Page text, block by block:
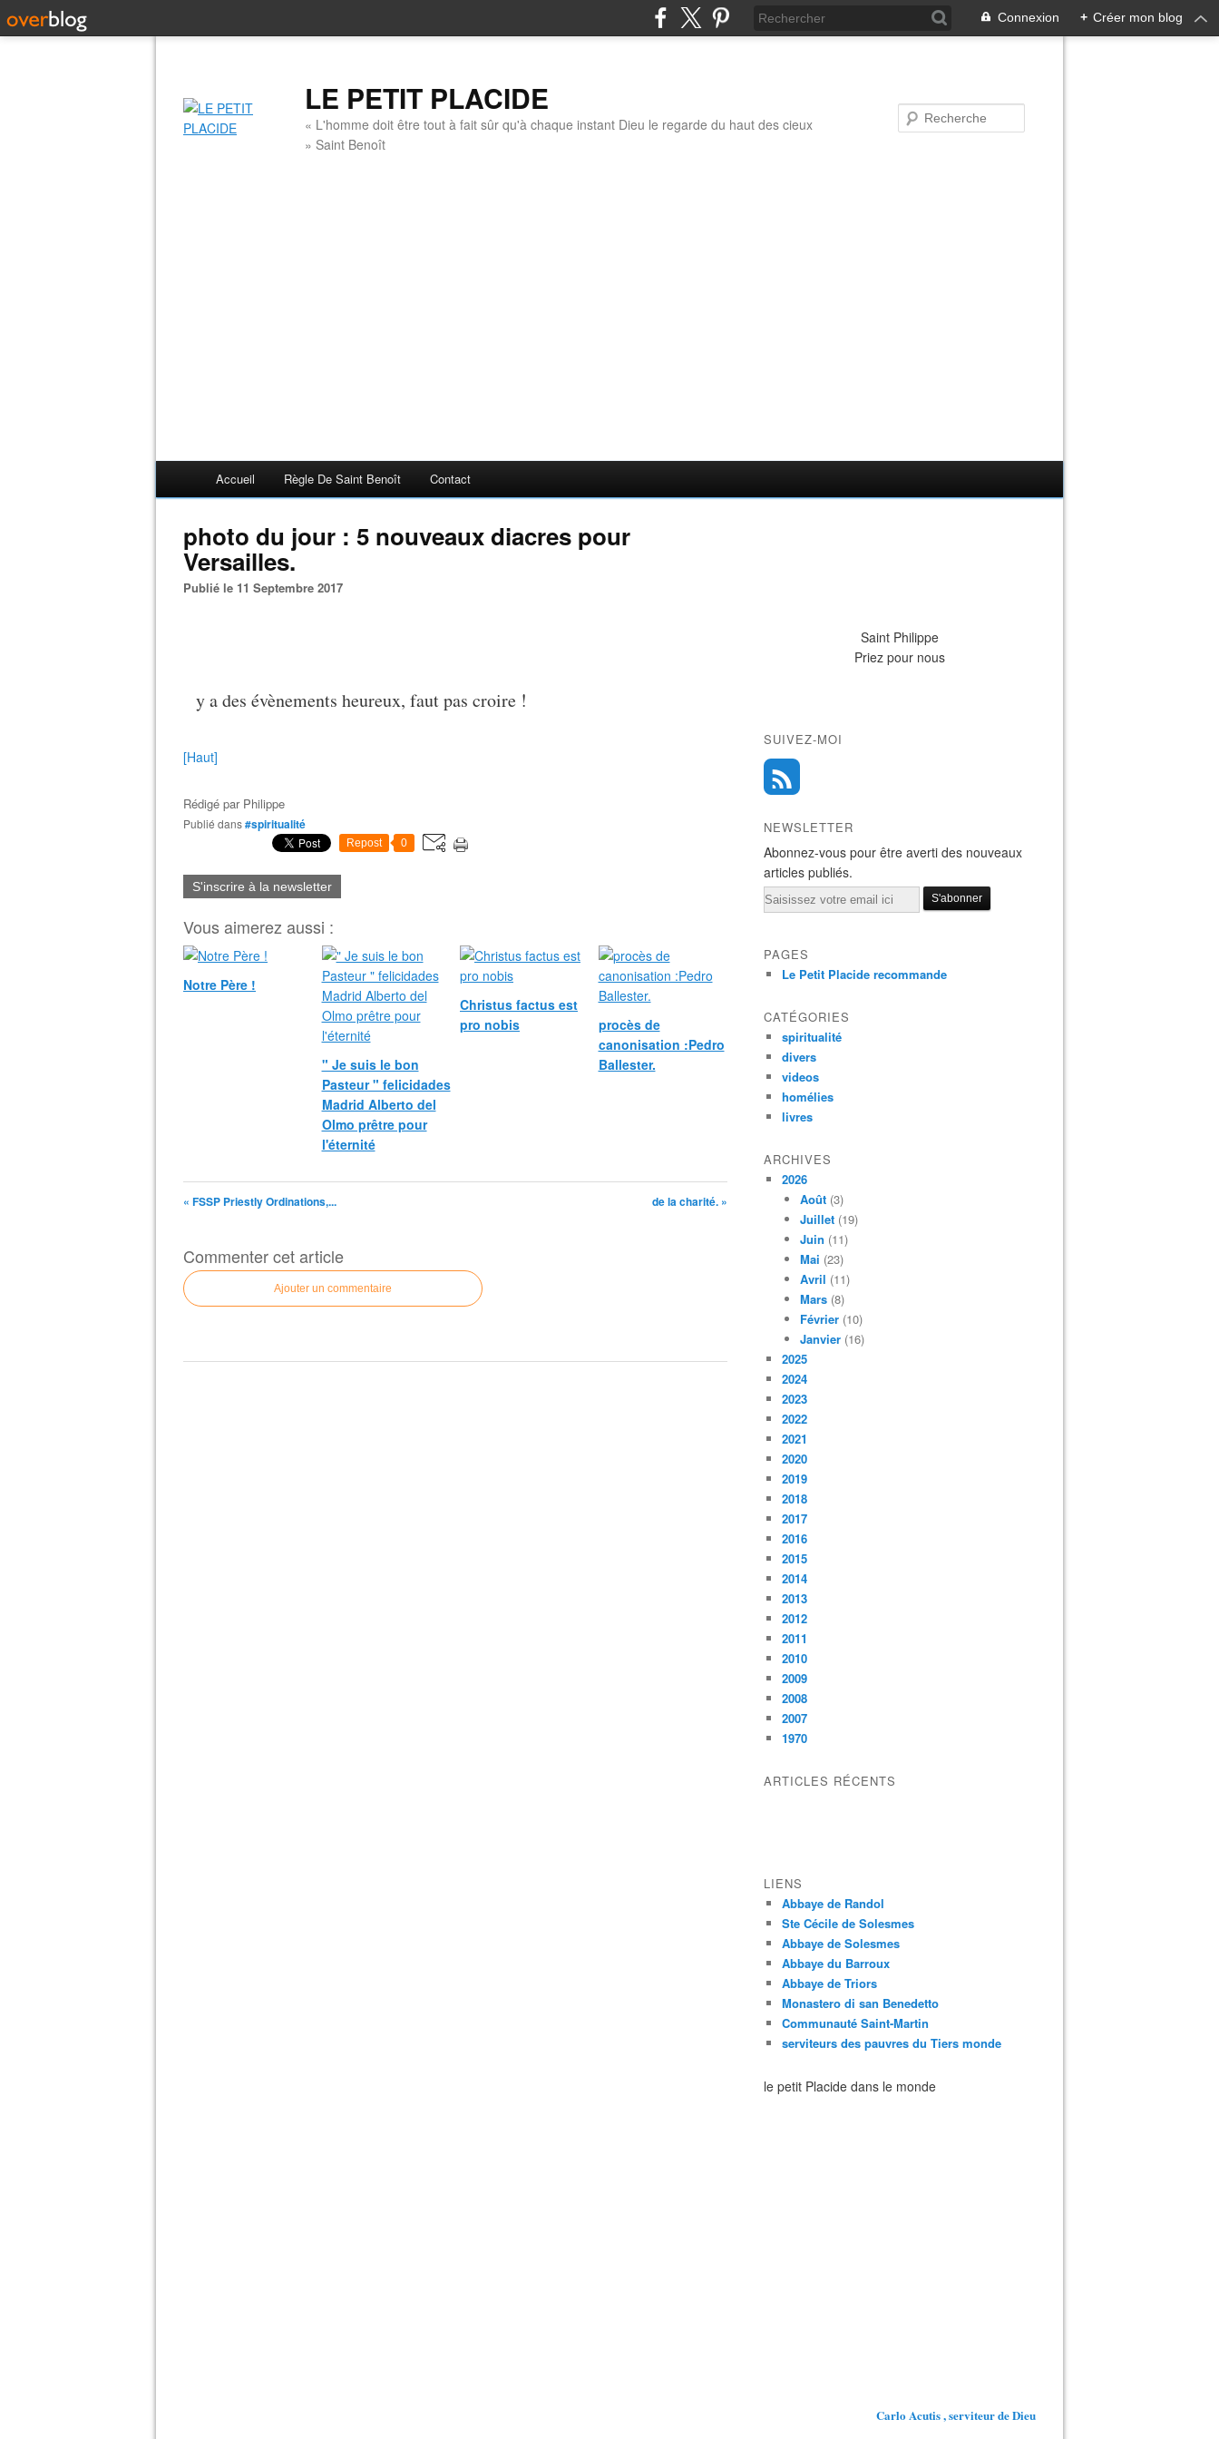
Connexion + Créer mon blog
LE PETIT PLACIDE
« L'homme doit être tout à fait sûr qu'à chaque instant Dieu le regarde du haut des cieux
» Saint Benoît
Accueil Règle De Saint Benoît Contact
photo du jour : 5 nouveaux diacres pour
Versailles.
Publié le 11 Septembre 2017
y a des évènements heureux, faut pas croire !
[Haut]
Rédigé par Philippe
Publié dans#spiritualité
Repost 0
S'inscrire à la newsletter
Vous aimerez aussi :
Notre Père !
" Je suis le bon
Pasteur " felicidades
Madrid Alberto del
Olmo prêtre pour
l'éternité
Christus factus est
pro nobis
procès de
canonisation :Pedro
Ballester.
« FSSP Priestly Ordinations,... de la charité. »
Commenter cet article
Ajouter un commentaire
Saint Philippe
Priez pour nous
SUIVEZ-MOI
NEWSLETTER
Abonnez-vous pour être averti des nouveaux
articles publiés.
Email
PAGES
Le Petit Placide recommande
CATÉGORIES
spiritualité
divers
videos
homélies
livres
ARCHIVES
2026
Août (3)
Juillet (19)
Juin (11)
Mai (23)
Avril (11)
Mars (8)
Février (10)
Janvier (16)
2025
2024
2023
2022
2021
2020
2019
2018
2017
2016
2015
2014
2013
2012
2011
2010
2009
2008
2007
1970
ARTICLES RÉCENTS
LIENS
Abbaye de Randol
Ste Cécile de Solesmes
Abbaye de Solesmes
Abbaye du Barroux
Abbaye de Triors
Monastero di san Benedetto
Communauté Saint-Martin
serviteurs des pauvres du Tiers monde
le petit Placide dans le monde
Carlo Acutis , serviteur de Dieu